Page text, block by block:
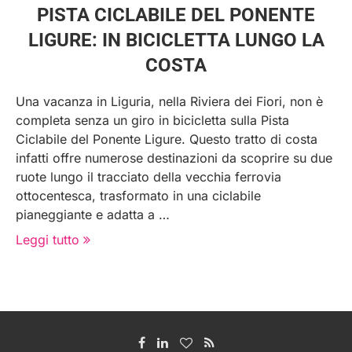
PISTA CICLABILE DEL PONENTE
LIGURE: IN BICICLETTA LUNGO LA
COSTA
Una vacanza in Liguria, nella Riviera dei Fiori, non è
completa senza un giro in bicicletta sulla Pista
Ciclabile del Ponente Ligure. Questo tratto di costa
infatti offre numerose destinazioni da scoprire su due
ruote lungo il tracciato della vecchia ferrovia
ottocentesca, trasformato in una ciclabile
pianeggiante e adatta a …
Leggi tutto